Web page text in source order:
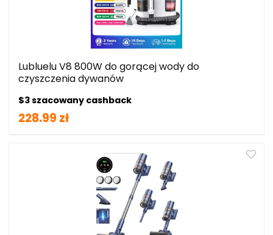
Lubluelu V8 800W do gorącej wody do
czyszczenia dywanów
$3 szacowany cashback
228.99 zł